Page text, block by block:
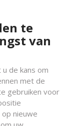
te
van
de kans om
met de
gebruiken voor
nieuwe